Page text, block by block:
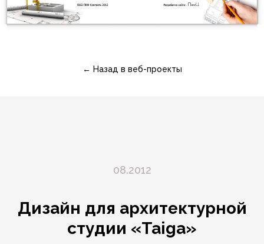
← Назад в веб-проекты
08.2012
Дизайн для архитектурной
студии «Taiga»